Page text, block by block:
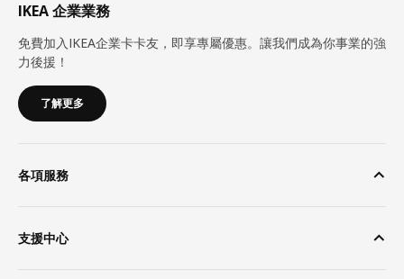
IKEA 企業業務
免費加入IKEA企業卡卡友，即享專屬優惠。讓我們成為你事業的強
力後援！
了解更多
各項服務
支援中心